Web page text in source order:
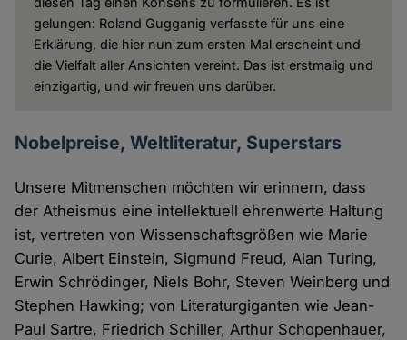
gelungen: Roland Gugganig verfasste für uns eine
Erklärung, die hier nun zum ersten Mal erscheint und
die Vielfalt aller Ansichten vereint. Das ist erstmalig und
einzigartig, und wir freuen uns darüber.
Nobelpreise, Weltliteratur, Superstars
Unsere Mitmenschen möchten wir erinnern, dass
der Atheismus eine intellektuell ehrenwerte Haltung
ist, vertreten von Wissenschaftsgrößen wie Marie
Curie, Albert Einstein, Sigmund Freud, Alan Turing,
Erwin Schrödinger, Niels Bohr, Steven Weinberg und
Stephen Hawking; von Literaturgiganten wie Jean-
Paul Sartre, Friedrich Schiller, Arthur Schopenhauer,